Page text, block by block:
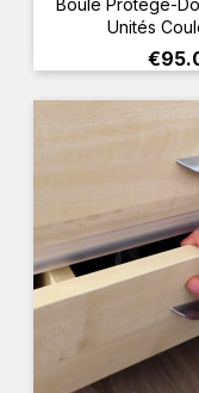
Boule Protège-
Unités
Price